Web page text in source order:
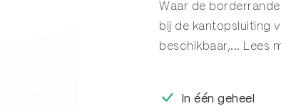
Waar de
bij de kantopsluiting
beschikbaar,...
Lees
In één geheel